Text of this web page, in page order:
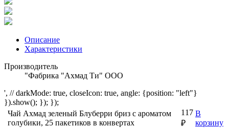
Описание
Характеристики
Производитель
"Фабрика "Ахмад Ти" ООО
', // darkMode: true, closeIcon: true, angle: {position: "left"}
}).show(); }); });
Чай Ахмад зеленый Блуберри бриз с ароматом
голубики, 25 пакетиков в конвертах
117
₽
В
корзину